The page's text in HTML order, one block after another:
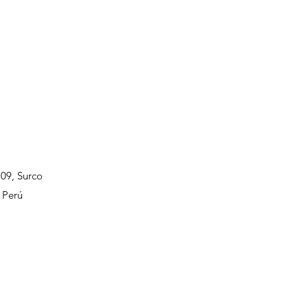
Surco